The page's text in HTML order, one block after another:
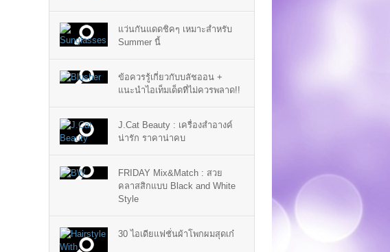
แว่นกันแดดชิคๆ เหมาะสำหรับ
Summer นี้
ข้อควรรู้เกี่ยวกับบลัชออน +
แนะนำไอเท็มเด็ดที่ไม่ควรพลาด!!
J.Cat Beauty : เครื่องสำอางค์
น่ารัก ราคาน่าคบ
FRIDAY Mix&Match : สวย
คลาสสิกแบบ Black and White
Style
30 ไอเดียแฟชั่นผ้าโพกผมสุดเก๋